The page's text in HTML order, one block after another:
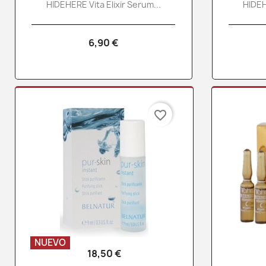
HIDEHERE Vita Elixir Serum...
6,90 €
Vista rápida
18,50 €
NUEVO
favorite_border